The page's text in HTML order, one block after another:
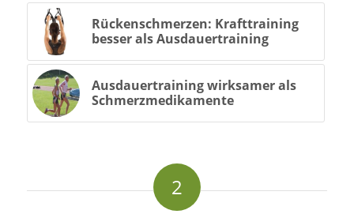
Rückenschmerzen: Krafttraining
besser als Ausdauertraining
Ausdauertraining wirksamer als
Schmerzmedikamente
2